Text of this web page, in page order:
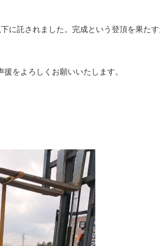
に託されました。完成という登頂を果た
をよろしくお願いいたします。